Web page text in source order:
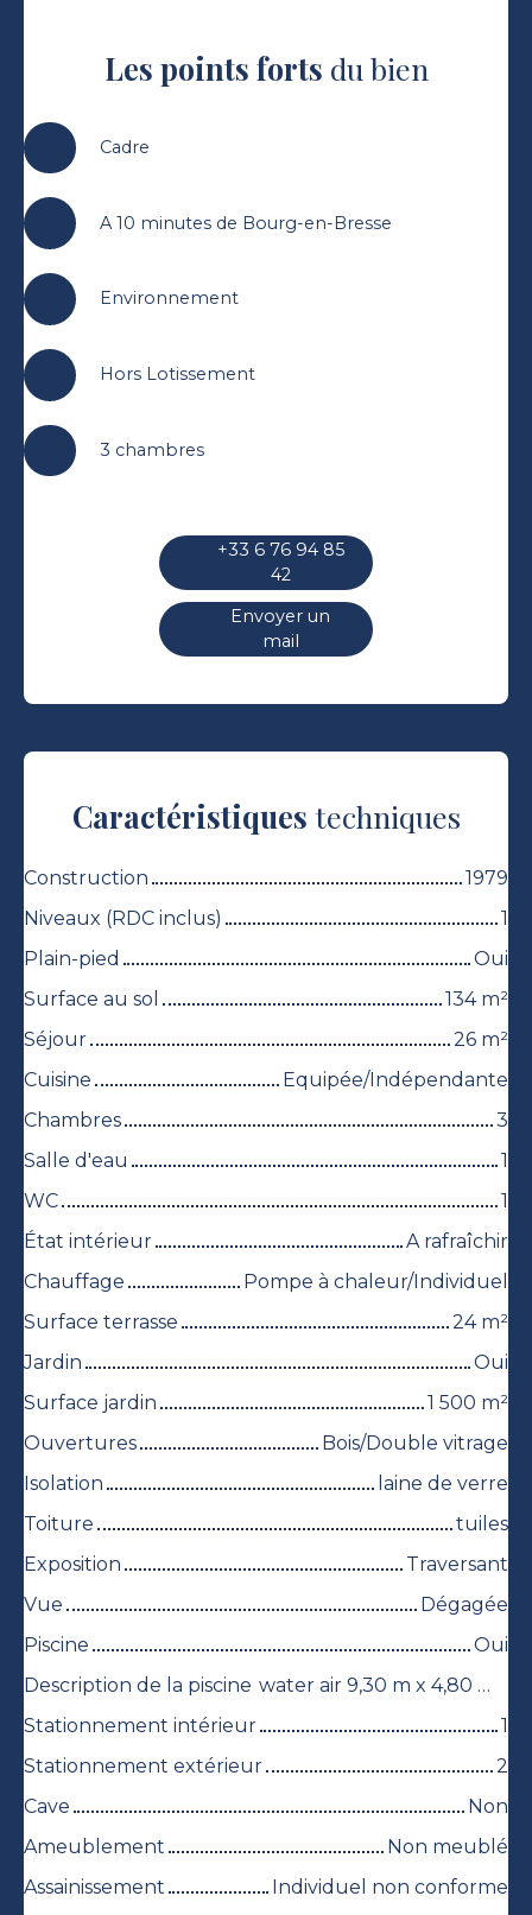
Les points forts du bien
Cadre
A 10 minutes de Bourg-en-Bresse
Environnement
Hors Lotissement
3 chambres
+33 6 76 94 85
42
Envoyer un
mail
Caractéristiques techniques
Construction
1979
Niveaux (RDC inclus)
1
Plain-pied
Oui
Surface au sol
134 m²
Séjour
26 m²
Cuisine
Equipée/Indépendante
Chambres
3
Salle d'eau
1
WC
1
État intérieur
A rafraîchir
Chauffage
Pompe à chaleur/Individuel
Surface terrasse
24 m²
Jardin
Oui
Surface jardin
1 500 m²
Ouvertures
Bois/Double vitrage
Isolation
laine de verre
Toiture
tuiles
Exposition
Traversant
Vue
Dégagée
Piscine
Oui
Description de la piscine
water air 9,30 m x 4,80 m au chlore
Stationnement intérieur
1
Stationnement extérieur
2
Cave
Non
Ameublement
Non meublé
Assainissement
Individuel non conforme